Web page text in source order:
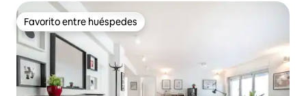
Favorito entre huéspedes
Favorito entre huéspedes